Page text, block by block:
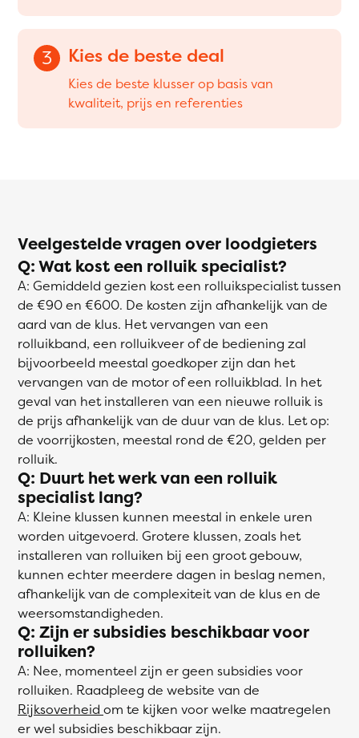
3 Kies de beste deal
Kies de beste klusser op basis van
kwaliteit, prijs en referenties
Veelgestelde vragen over loodgieters
Q: Wat kost een rolluik specialist?
A: Gemiddeld gezien kost een rolluikspecialist tussen
de €90 en €600. De kosten zijn afhankelijk van de
aard van de klus. Het vervangen van een
rolluikband, een rolluikveer of de bediening zal
bijvoorbeeld meestal goedkoper zijn dan het
vervangen van de motor of een rolluikblad. In het
geval van het installeren van een nieuwe rolluik is
de prijs afhankelijk van de duur van de klus. Let op:
de voorrijkosten, meestal rond de €20, gelden per
rolluik.
Q: Duurt het werk van een rolluik
specialist lang?
A: Kleine klussen kunnen meestal in enkele uren
worden uitgevoerd. Grotere klussen, zoals het
installeren van rolluiken bij een groot gebouw,
kunnen echter meerdere dagen in beslag nemen,
afhankelijk van de complexiteit van de klus en de
weersomstandigheden.
Q: Zijn er subsidies beschikbaar voor
rolluiken?
A: Nee, momenteel zijn er geen subsidies voor
rolluiken. Raadpleeg de website van de
Rijksoverheid om te kijken voor welke maatregelen
er wel subsidies beschikbaar zijn.